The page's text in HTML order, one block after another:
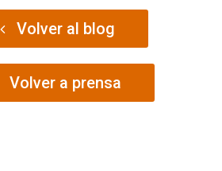
Volver al blog
Volver a prensa